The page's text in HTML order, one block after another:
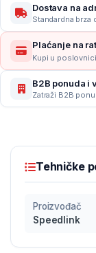
Dostava na
Standardna brza
Plaćanje na
Kupi u
B2B ponuda i
Zatraži B2B
Tehničke
Proizvođač
Speedlink